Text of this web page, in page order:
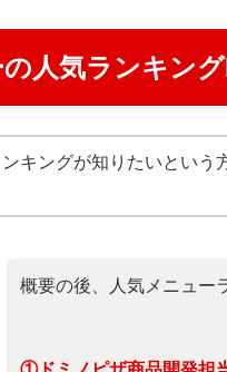
人気ランキン
キングが知りたいという
概要の後、人気メニュー